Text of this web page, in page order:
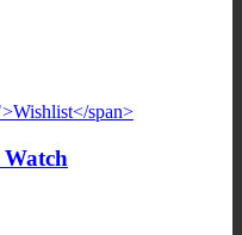
span>